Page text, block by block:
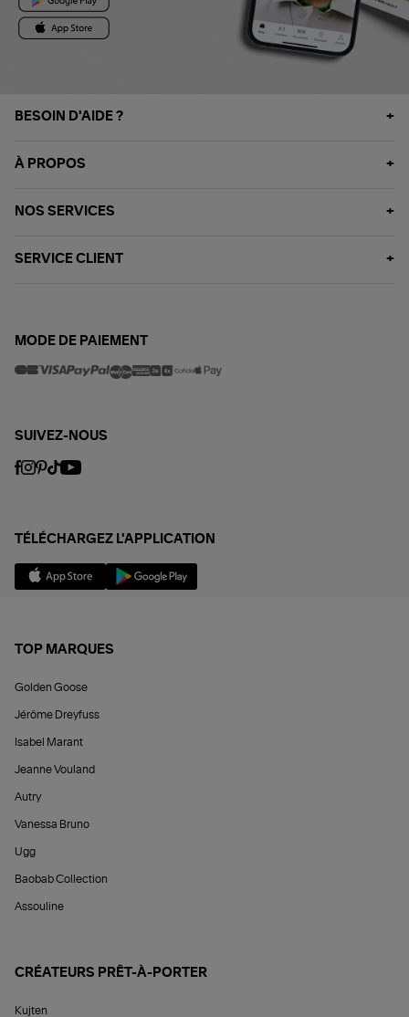
BESOIN D'AIDE ?
À PROPOS
NOS SERVICES
SERVICE CLIENT
MODE DE PAIEMENT
SUIVEZ-NOUS
TÉLÉCHARGEZ L'APPLICATION
TOP MARQUES
Golden Goose
Jérôme Dreyfuss
Isabel Marant
Jeanne Vouland
Autry
Vanessa Bruno
Ugg
Baobab Collection
Assouline
CRÉATEURS PRÊT-À-PORTER
Kujten